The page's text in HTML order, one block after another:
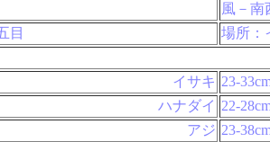
風－南
目
場所：
イサキ 23-
ハナダイ 22-
アジ 23-